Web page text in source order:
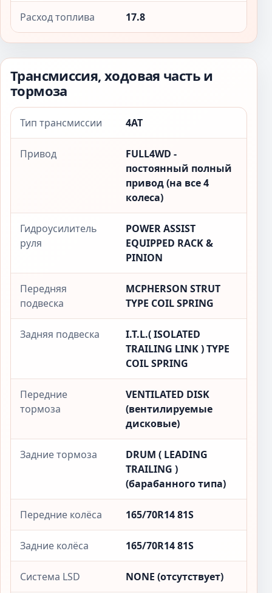
Расход топлива 17.8
Трансмиссия, ходовая часть и
тормоза
Тип трансмиссии 4AT
Привод
FULL4WD -
постоянный полный
привод (на все 4
колеса)
Гидроусилитель
руля
POWER ASSIST
EQUIPPED RACK &
PINION
Передняя
подвеска
MCPHERSON STRUT
TYPE COIL SPRING
Задняя подвеска
I.T.L.( ISOLATED
TRAILING LINK ) TYPE
COIL SPRING
Передние
тормоза
VENTILATED DISK
(вентилируемые
дисковые)
Задние тормоза
DRUM ( LEADING
TRAILING )
(барабанного типа)
Передние колёса 165/70R14 81S
Задние колёса 165/70R14 81S
Система LSD NONE (отсутствует)